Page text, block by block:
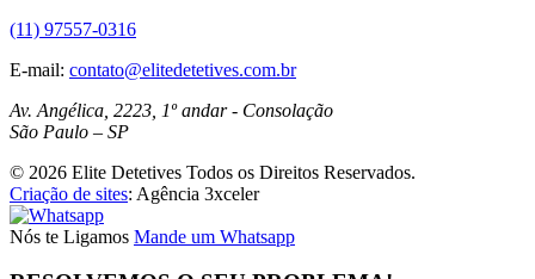
(11) 97557-0316
E-mail: contato@elitedetetives.com.br
Av. Angélica, 2223, 1º andar - Consolação
São Paulo – SP
© 2026 Elite Detetives Todos os Direitos Reservados.
Criação de sites: Agência 3xceler
Nós te Ligamos Mande um Whatsapp